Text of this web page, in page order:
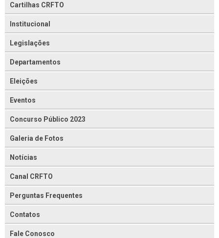
Cartilhas CRFTO
Institucional
Legislações
Departamentos
Eleições
Eventos
Concurso Público 2023
Galeria de Fotos
Notícias
Canal CRFTO
Perguntas Frequentes
Contatos
Fale Conosco